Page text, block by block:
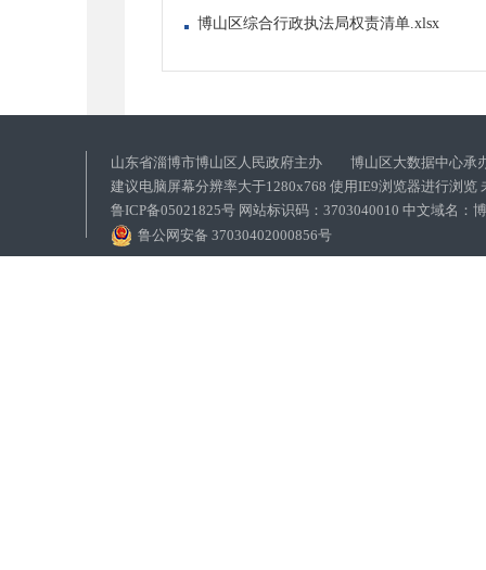
博山区综合行政执法局权责清单.xlsx
山东省淄博市博山区人民政府主办 博山区大数据中心承
建议电脑屏幕分辨率大于1280x768 使用IE9浏览器进行浏览
鲁ICP备05021825号 网站标识码：3703040010 中文域名：
鲁公网安备 37030402000856号